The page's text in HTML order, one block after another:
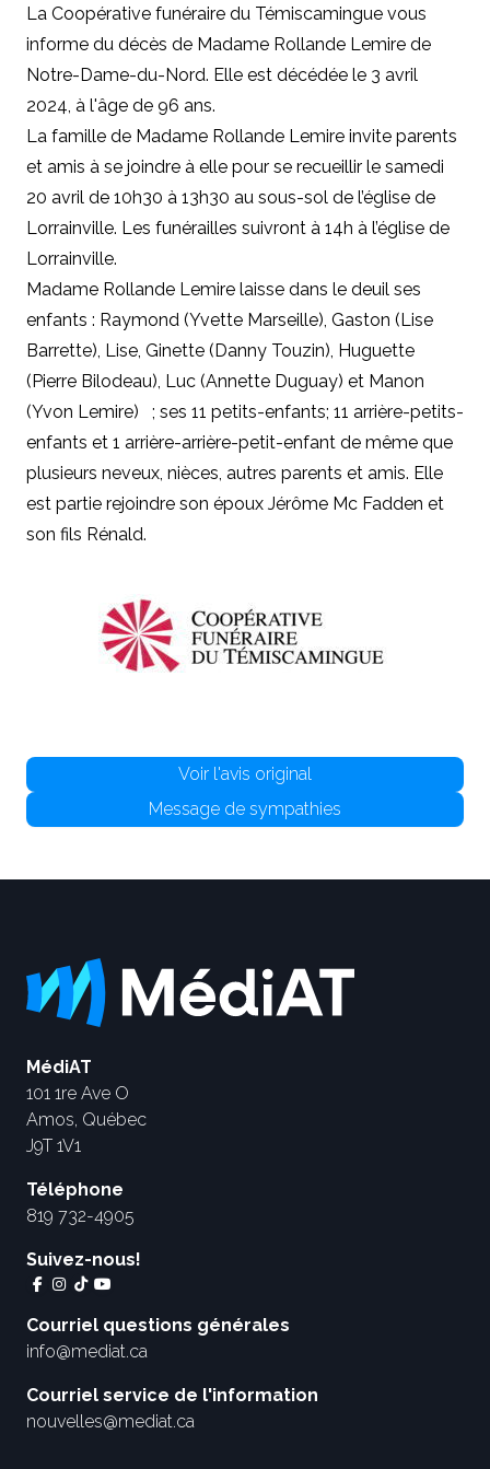
La Coopérative funéraire du Témiscamingue vous
informe du décès de Madame Rollande Lemire de
Notre-Dame-du-Nord. Elle est décédée le 3 avril
2024, à l'âge de 96 ans.
La famille de Madame Rollande Lemire invite parents
et amis à se joindre à elle pour se recueillir le samedi
20 avril de 10h30 à 13h30 au sous-sol de l’église de
Lorrainville. Les funérailles suivront à 14h à l’église de
Lorrainville.
Madame Rollande Lemire laisse dans le deuil ses
enfants : Raymond (Yvette Marseille), Gaston (Lise
Barrette), Lise, Ginette (Danny Touzin), Huguette
(Pierre Bilodeau), Luc (Annette Duguay) et Manon
(Yvon Lemire) ; ses 11 petits-enfants; 11 arrière-petits-
enfants et 1 arrière-arrière-petit-enfant de même que
plusieurs neveux, nièces, autres parents et amis. Elle
est partie rejoindre son époux Jérôme Mc Fadden et
son fils Rénald.
Voir l'avis original
Message de sympathies
MédiAT
101 1re Ave O
Amos, Québec
J9T 1V1
Téléphone
819 732-4905
Suivez-nous!
Courriel questions générales
info@mediat.ca
Courriel service de l'information
nouvelles@mediat.ca